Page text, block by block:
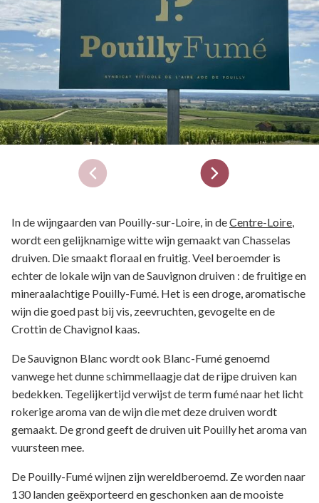
In de wijngaarden van Pouilly-sur-Loire, in deCentre-Loire,
wordt een gelijknamige witte wijn gemaakt van Chasselas
druiven. Die smaakt floraal en fruitig. Veel beroemder is
echter de lokale wijn van de Sauvignon druiven : de fruitige en
mineraalachtige Pouilly-Fumé. Het is een droge, aromatische
wijn die goed past bij vis, zeevruchten, gevogelte en de
Crottin de Chavignol kaas.
De Sauvignon Blanc wordt ook Blanc-Fumé genoemd
vanwege het dunne schimmellaagje dat de rijpe druiven kan
bedekken. Tegelijkertijd verwijst de term fumé naar het licht
rokerige aroma van de wijn die met deze druiven wordt
gemaakt. De grond geeft de druiven uit Pouilly het aroma van
vuursteen mee.
De Pouilly-Fumé wijnen zijn wereldberoemd. Ze worden naar
130 landen geëxporteerd en geschonken aan de mooiste